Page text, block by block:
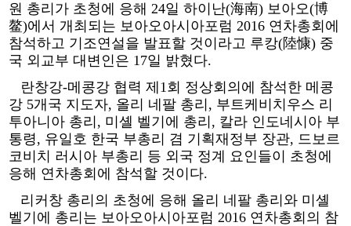
연예 관광 오피니언
생생 중국어
원 총리가 초청에 응해 24일 하이난(海南) 보아오(博
鳌)에서 개최되는 보아오아시아포럼 2016 연차총회에
참석하고 기조연설을 발표할 것이라고 루캉(陸慷) 중
국 외교부 대변인은 17일 밝혔다.
란창강-메콩강 협력 제1회 정상회의에 참석한 메콩
강 5개국 지도자, 올리 네팔 총리, 부트케비치우스 리
투아니아 총리, 미셸 벨기에 총리, 칼라 인도네시아 부
통령, 유일호 한국 부총리 겸 기획재정부 장관, 드보르
코비치 러시아 부총리 등 외국 정계 요인들이 초청에
응해 연차총회에 참석할 것이다.
리커창 총리의 초청에 응해 올리 네팔 총리와 미셸
벨기에 총리는 보아오아시아포럼 2016 연차총회의 참